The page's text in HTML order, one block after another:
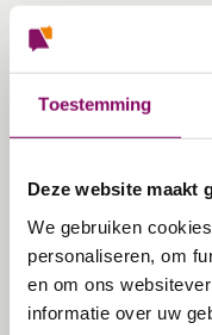
Toestemming
Deze website maakt
We gebruiken
personaliseren, om
en om ons
informatie over uw
abonnement kunt
abonnement niet
probleem, ook dan
ons verlengen.
Geldrop
Met een voordelig
Telecombinatie
stabiele